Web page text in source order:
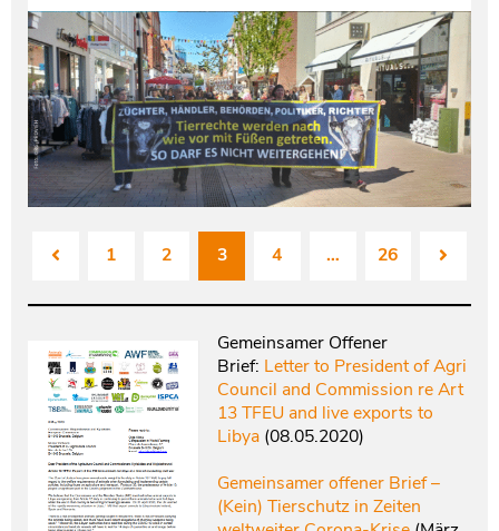
1 2 3 4 … 26
Gemeinsamer Offener
Brief: Letter to President of Agri
Council and Commission re Art
13 TFEU and live exports to
Libya(08.05.2020)
Gemeinsamer offener Brief –
(Kein) Tierschutz in Zeiten